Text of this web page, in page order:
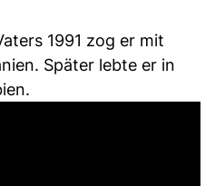
1991 zog er mit
Später lebte er in